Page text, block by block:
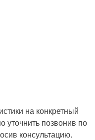
на конкретный
уточнить позвонив по
консультацию.